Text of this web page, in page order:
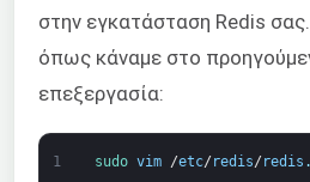
στην εγκατάσταση Redis
όπως κάναμε στο
επεξεργασία:
1 sudo vim /etc/ redis/ redis .